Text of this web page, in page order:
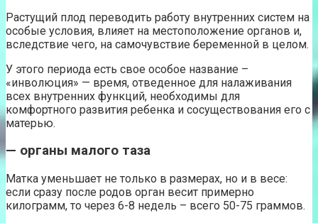
Растущий плод переводить работу внутренних систем на
особые условия, влияет на местоположение органов и,
вследствие чего, на самочувствие беременной в целом.
У этого периода есть свое особое название –
«инволюция» — время, отведенное для налаживания
всех внутренних функций, необходимы для
комфортного развития ребенка и сосуществования его с
матерью.
— органы малого таза
Матка уменьшает не только в размерах, но и в весе:
если сразу после родов орган весит примерно
килограмм, то через 6-8 недель – всего 50-75 граммов.